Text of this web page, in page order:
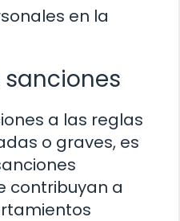
en la
a las reglas
o graves, es
contribuyan a